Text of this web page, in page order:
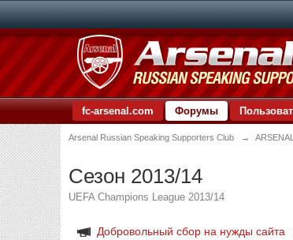
fc-arsenal.com Форумы
Arsenal Russian Speaking Supporters Club →
Сезон 2013/14
UEFA Champions League 2013/14
Добровольный сбор на нужды сайта